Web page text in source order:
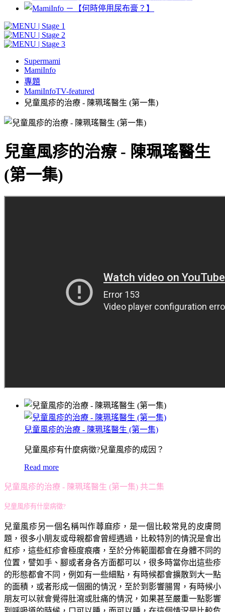
Supermami
MamiInfo
專題
MamiInfoTV-featured
兒童風疹的治療 - 陳珮瑤醫生 (第一集)
兒童風疹的治療 - 陳珮瑤醫生
(第一集)
兒童風疹的治療 - 陳珮瑤醫生 (第一集)
兒童風疹有什麼病徵?兒童風疹的成因？
Read more
兒童風疹的治療 - 陳珮瑤醫生 (第一集) 共二集
兒童風疹有什麼病徵?
兒童風疹另一個名稱叫作蕁麻疹，是一個比較常見的皮膚問
題，很多小朋友或母親都會曾經遇過，比較特別的情況是會出
紅疹，這些紅疹會極度痕癢，至於分佈範圍都會在身體不同的
位置，譬如手、腳或者身各方面都可以，很多時當你出這些疹
的形態都會不同，例如有一些細點，有時候都會擴散到大一點
的面積，或者形成一個圈的情況，至於到影響腸胃，有時候小
朋友可以就會覺得肚瀉或肚痛的情況，如果甚至嚴重一點影響